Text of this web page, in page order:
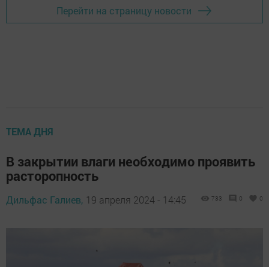
Перейти на страницу новости
ТЕМА ДНЯ
В закрытии влаги необходимо проявить
расторопность
Дильфас Галиев, 19 апреля 2024 - 14:45 733 0 0